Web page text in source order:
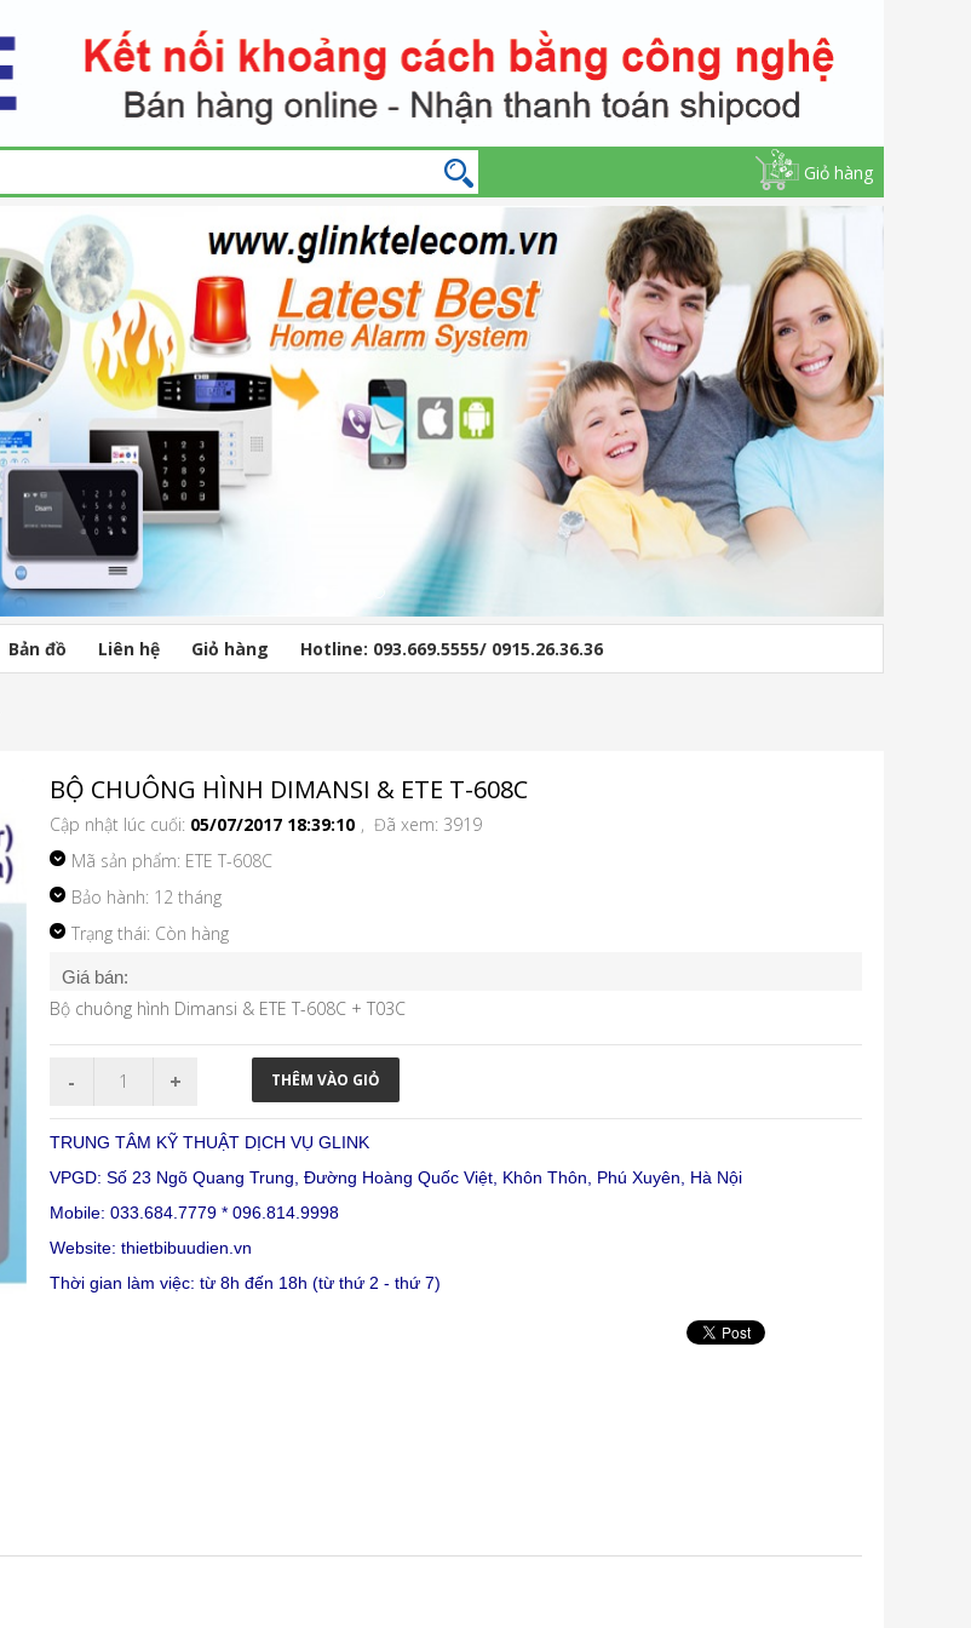
Giỏ hàng
Bản đồ Liên hệ Giỏ hàng Hotline: 093.669.5555/ 0915.26.36.36
BỘ CHUÔNG HÌNH DIMANSI & ETE T-608C
Cập nhật lúc cuối: 05/07/2017 18:39:10 , Đã xem: 3919
Mã sản phẩm: ETE T-608C
Bảo hành: 12 tháng
Trạng thái: Còn hàng
Giá bán:
Bộ chuông hình Dimansi & ETE T-608C + T03C
TRUNG TÂM KỸ THUẬT DỊCH VỤ GLINK
VPGD: Số 23 Ngõ Quang Trung, Đường Hoàng Quốc Việt, Khôn Thôn, Phú Xuyên, Hà Nội
Mobile: 033.684.7779 * 096.814.9998
Website: thietbibuudien.vn
Thời gian làm việc: từ 8h đến 18h (từ thứ 2 - thứ 7)